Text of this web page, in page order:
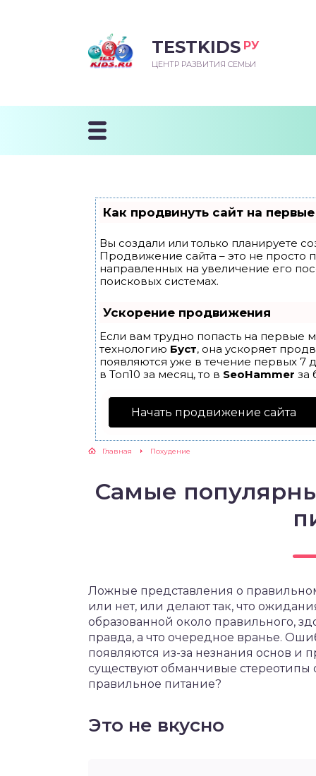
TESTKIDS РУ
ЦЕНТР РАЗВИТИЯ СЕМЬИ
Как продвинуть сайт на
Вы создали или только планируете
Продвижение сайта – это не просто
направленных на увеличение его
поисковых системах.
Ускорение продвижения
Если вам трудно попасть на первые
технологию Буст, она ускоряет
появляются уже в течение первых 7
в Топ10 за месяц, то в SeoHammer за
Начать продвижение сайта
Главная Похудение
Самые
Ложные представления о
или нет, или делают так, что
образованной около правильного,
правда, а что очередное вранье.
появляются из-за незнания основ и
существуют обманчивые стереотипы
правильное питание?
Это не вкусно
МЕСЯЦ
ПЕРВОГО
УЧИТСЯ
ПОСЛЕ ГОДА
К ШКОЛЕ
ДОШКОЛЬНИКА
ШКОЛА
ШКОЛЬНИКА
ШКОЛЬНИКА